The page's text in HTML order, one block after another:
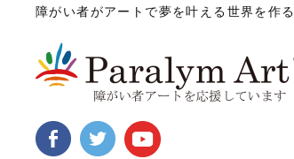
障がい者がアートで夢を叶える世界を作る